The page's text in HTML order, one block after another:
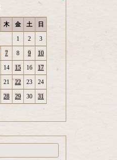
木 金 土 日
1 2 3
7 8 9 10
14 15 16 17
21 22 23 24
28 29 30 31